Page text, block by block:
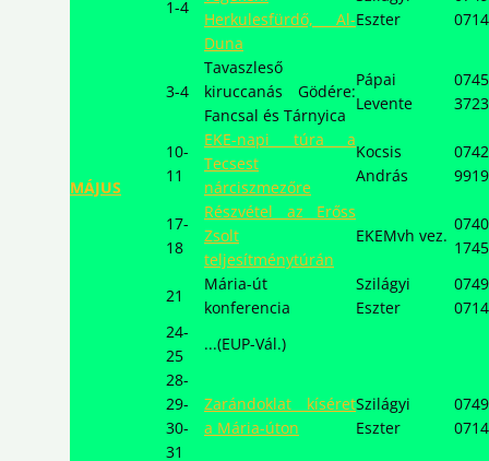
MÁJUS
1-4
Herkulesfürdő, Al-
Duna
Eszter
3-4
Tavaszleső
kiruccanás Gödére:
Fancsal és Tárnyica
Pápai
Levente
10-
11
EKE-napi túra a
Tecsest
nárciszmezőre
Kocsis
András
17-
18
Részvétel az Erőss
Zsolt
teljesítménytúrán
EKEMvh vez.
21
Mária-út
konferencia
Szilágyi
Eszter
24-
25
...(EUP-Vál.)
28-
29-
30-
31
Zarándoklat kíséret
a Mária-úton
Szilágyi
Eszter